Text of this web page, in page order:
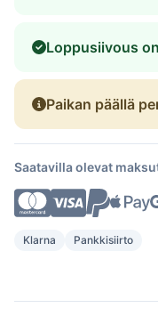
Loppusiivous
Paikan päällä
Saatavilla olevat
Klarna Pankkisiirto